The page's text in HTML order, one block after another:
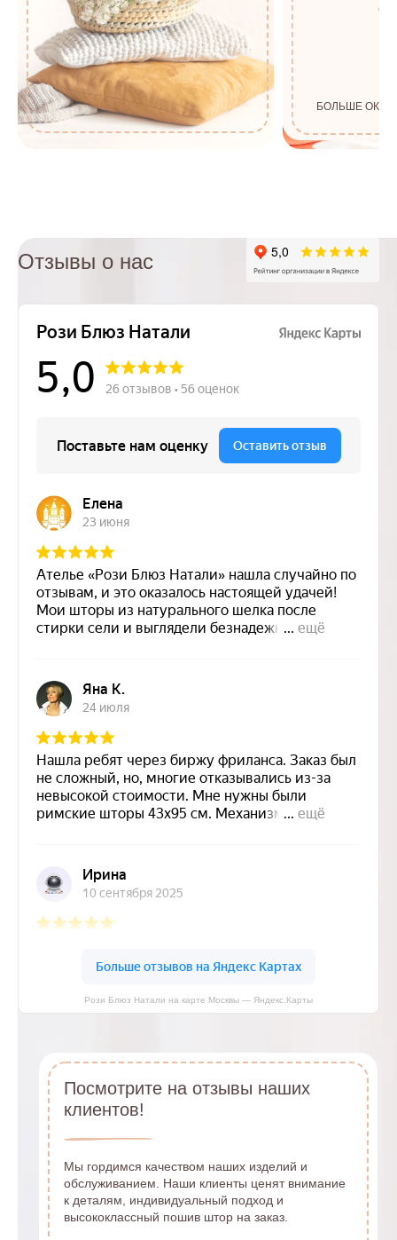
от
БОЛЬШЕ
Отзывы о нас
Рози Блюз Натали на карте Москвы — Яндекс.Карты
Посмотрите на отзывы наших
клиентов!
Мы гордимся качеством наших изделий и
обслуживанием. Наши клиенты ценят внимание
к деталям, индивидуальный подход и
высококлассный пошив штор на заказ.